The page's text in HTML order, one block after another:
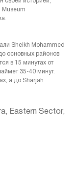
Museum
Sheikh Mohammed
основных районов
в 15 минутах от
35-40 минут.
а до Sharjah
Eastern Sector,